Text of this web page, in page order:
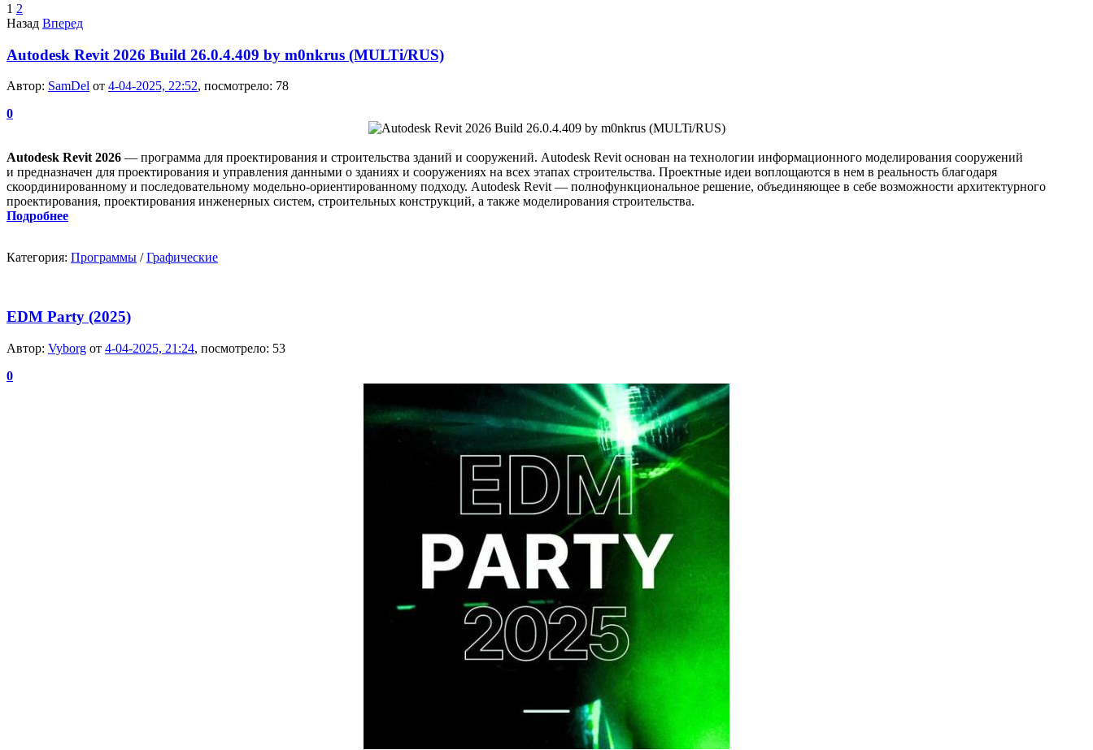
1 2
Назад Вперед
Autodesk Revit 2026 Build 26.0.4.409 by m0nkrus (MULTi/RUS)
Автор: SamDel от 4-04-2025, 22:52, посмотрело: 78
0
Autodesk Revit 2026 — программа для проектирования и строительства зданий и сооружений. Autodesk Revit основан на технологии информационного моделирования сооружений
и предназначен для проектирования и управления данными о зданиях и сооружениях на всех этапах строительства. Проектные идеи воплощаются в нем в реальность благодаря
скоординированному и последовательному модельно-ориентированному подходу. Autodesk Revit — полнофункциональное решение, объединяющее в себе возможности архитектурного
проектирования, проектирования инженерных систем, строительных конструкций, а также моделирования строительства.
Подробнее
Категория: Программы /Графические
EDM Party (2025)
Автор: Vyborg от 4-04-2025, 21:24, посмотрело: 53
0